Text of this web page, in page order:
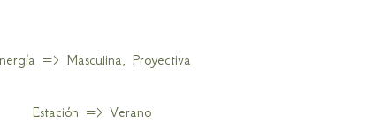
=> Masculina, Proyectiva
Estación => Verano